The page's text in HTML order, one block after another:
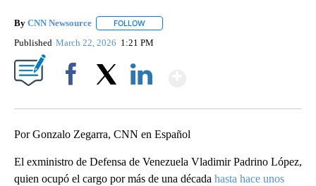
By CNN Newsource FOLLOW
Published March 22, 2026 1:21 PM
Por Gonzalo Zegarra, CNN en Español
El exministro de Defensa de Venezuela Vladimir Padrino López,
quien ocupó el cargo por más de una década hasta hace unos